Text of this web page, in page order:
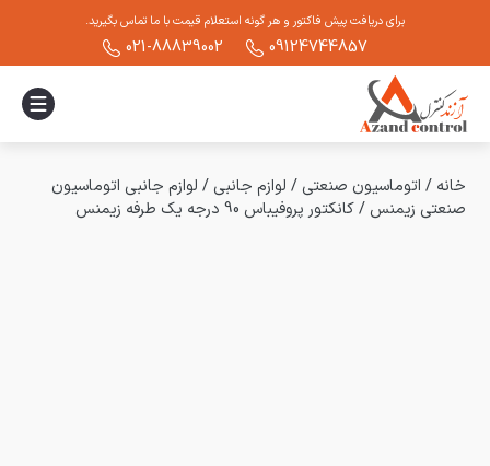
برای دریافت پیش فاکتور و هر گونه استعلام قیمت با ما تماس بگیرید.
09124744857
021-88839002
خانه / اتوماسیون صنعتی / لوازم جانبی / لوازم جانبی اتوماسیون
صنعتی زیمنس /کانکتور پروفیباس 90 درجه یک طرفه زیمنس